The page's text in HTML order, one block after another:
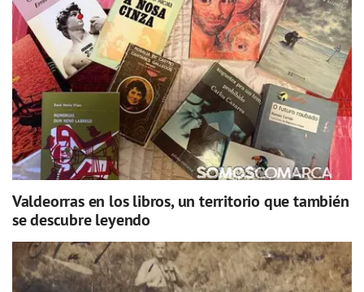
Valdeorras en los libros, un territorio que también
se descubre leyendo